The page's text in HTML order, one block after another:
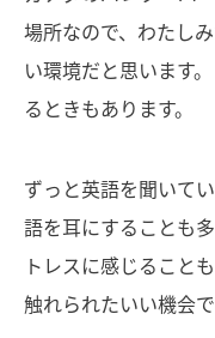
場所なので、わたし
い環境だと思います
るときもあります。
ずっと英語を聞いて
語を耳にすることも
トレスに感じること
触れられたいい機会